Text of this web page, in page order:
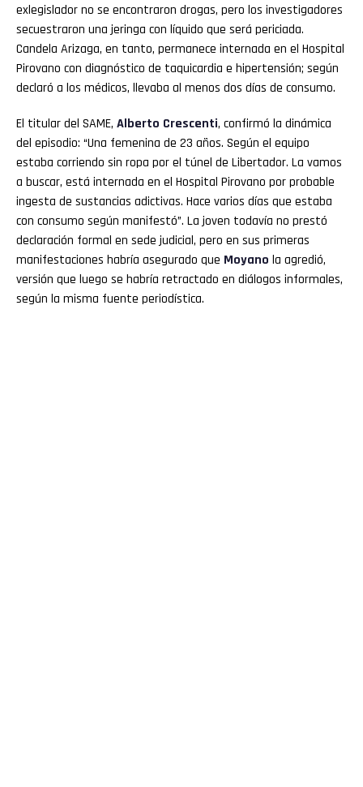
exlegislador no se encontraron drogas, pero los investigadores
secuestraron una jeringa con líquido que será periciada.
Candela Arizaga, en tanto, permanece internada en el Hospital
Pirovano con diagnóstico de taquicardia e hipertensión; según
declaró a los médicos, llevaba al menos dos días de consumo.
El titular del SAME, Alberto Crescenti, confirmó la dinámica
del episodio: “Una femenina de 23 años. Según el equipo
estaba corriendo sin ropa por el túnel de Libertador. La vamos
a buscar, está internada en el Hospital Pirovano por probable
ingesta de sustancias adictivas. Hace varios días que estaba
con consumo según manifestó”. La joven todavía no prestó
declaración formal en sede judicial, pero en sus primeras
manifestaciones habría asegurado que Moyano la agredió,
versión que luego se habría retractado en diálogos informales,
según la misma fuente periodística.